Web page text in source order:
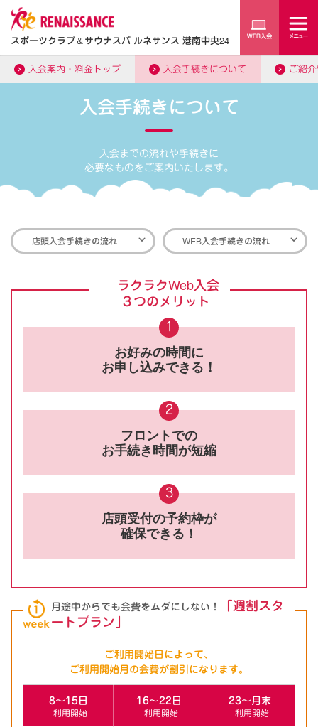
スポーツクラブ＆サウナスパ ルネサンス 港南中央24
入会案内・料金トップ 入会手続きについて ご紹
入会手続きについて
入会までの流れや手続きに
必要なものをご案内いたします。
店頭入会手続きの流れ WEB入会手続きの流れ
ラクラクWeb入会
３つのメリット
1
お好みの時間に
お申し込みできる！
2
フロントでの
お手続き時間が短縮
3
店頭受付の予約枠が
確保できる！
月途中からでも会費をムダにしない！
「週割スタ
ートプラン」
ご利用開始日によって、
ご利用開始月の会費が割引になります。
8～15日
利用開始
16～22日
利用開始
23～月末
利用開始